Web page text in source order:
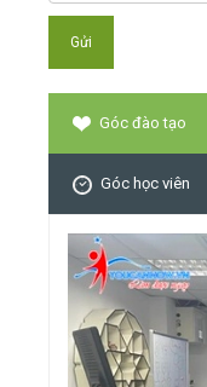
Góc đào tạo
Góc học viên